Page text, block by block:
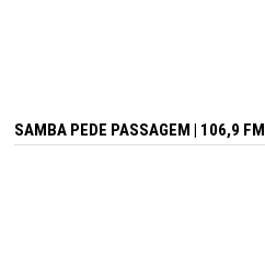
SAMBA PEDE PASSAGEM | 106,9 FM